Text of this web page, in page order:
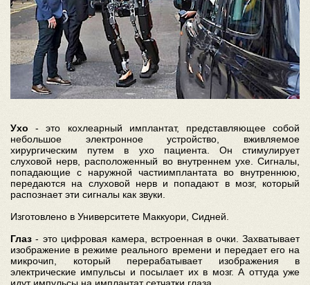
Ухо - это кохлеарный имплантат, представляющее собой
небольшое электронное устройство, вживляемое
хирургическим путем в ухо пациента. Он стимулирует
слуховой нерв, расположенный во внутреннем ухе. Сигналы,
попадающие с наружной частиимплантата во внутреннюю,
передаются на слуховой нерв и попадают в мозг, который
распознает эти сигналы как звуки.
Изготовлено в Университете Маккуори, Сидней.
Глаз - это цифровая камера, встроенная в очки. Захватывает
изображение в режиме реального времени и передает его на
микрочип, который перерабатывает изображения в
электрические импульсы и посылает их в мозг. А оттуда уже
идут импульсы на имплантат сетчатки глаза.